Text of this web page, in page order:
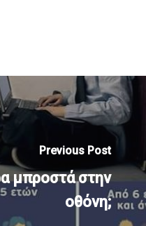
Previous Post
μπροστά στην
οθόνη;